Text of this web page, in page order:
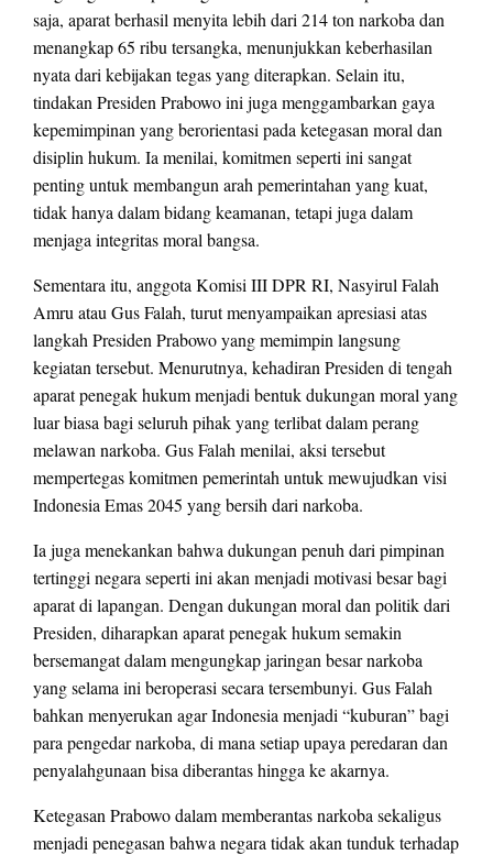
saja, aparat berhasil menyita lebih dari 214 ton narkoba dan
menangkap 65 ribu tersangka, menunjukkan keberhasilan
nyata dari kebijakan tegas yang diterapkan. Selain itu,
tindakan Presiden Prabowo ini juga menggambarkan gaya
kepemimpinan yang berorientasi pada ketegasan moral dan
disiplin hukum. Ia menilai, komitmen seperti ini sangat
penting untuk membangun arah pemerintahan yang kuat,
tidak hanya dalam bidang keamanan, tetapi juga dalam
menjaga integritas moral bangsa.
Sementara itu, anggota Komisi III DPR RI, Nasyirul Falah
Amru atau Gus Falah, turut menyampaikan apresiasi atas
langkah Presiden Prabowo yang memimpin langsung
kegiatan tersebut. Menurutnya, kehadiran Presiden di tengah
aparat penegak hukum menjadi bentuk dukungan moral yang
luar biasa bagi seluruh pihak yang terlibat dalam perang
melawan narkoba. Gus Falah menilai, aksi tersebut
mempertegas komitmen pemerintah untuk mewujudkan visi
Indonesia Emas 2045 yang bersih dari narkoba.
Ia juga menekankan bahwa dukungan penuh dari pimpinan
tertinggi negara seperti ini akan menjadi motivasi besar bagi
aparat di lapangan. Dengan dukungan moral dan politik dari
Presiden, diharapkan aparat penegak hukum semakin
bersemangat dalam mengungkap jaringan besar narkoba
yang selama ini beroperasi secara tersembunyi. Gus Falah
bahkan menyerukan agar Indonesia menjadi “kuburan” bagi
para pengedar narkoba, di mana setiap upaya peredaran dan
penyalahgunaan bisa diberantas hingga ke akarnya.
Ketegasan Prabowo dalam memberantas narkoba sekaligus
menjadi penegasan bahwa negara tidak akan tunduk terhadap